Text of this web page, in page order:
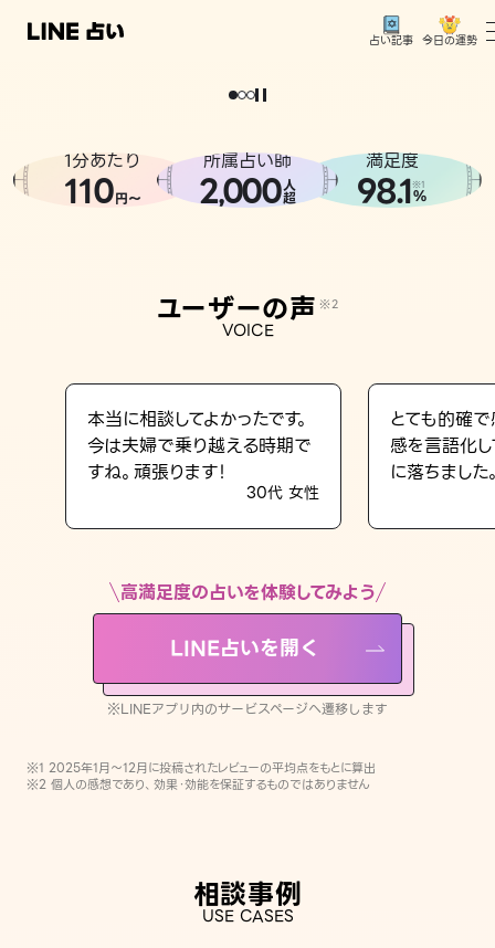
占い記事 今日の運勢
相談事例
LINE占いを開く
※LINEアプリ内のサービスページへ遷移します
どうせなら
。
1分あたり
110円〜
所属占い師
2,000人
超
満足度
98.1※1
%
ユーザーの声 ※2
VOICE
本当に相談してよかったです。
今は夫婦で乗り越える時期で
すね。頑張ります！
30代 女性
とても的確
感を言語化
に落ちました
高満足度の占いを体験してみよう
LINE占いを開く
※LINEアプリ内のサービスページへ遷移します
※1 2025年1月〜12月に投稿されたレビューの平均点をもとに算出
※2 個人の感想であり、効果・効能を保証するものではありません
相談事例
USE CASES